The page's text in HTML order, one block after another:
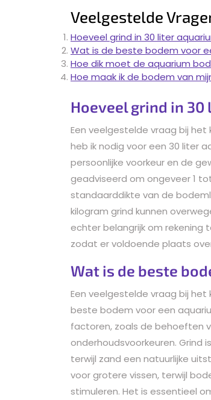
Veelgestelde
Hoeveel grind in 30 liter
Wat is de beste bodem voor
Hoe dik moet de aquarium
Hoe maak ik de bodem van
Hoeveel grind in
Een veelgestelde vraag bij het
heb ik nodig voor een 30 liter
persoonlijke voorkeur en de
geadviseerd om ongeveer 1
standaarddikte van de
kilogram grind kunnen
echter belangrijk om rekening
zodat er voldoende plaats
Wat is de beste
Een veelgestelde vraag bij het
beste bodem voor een
factoren, zoals de behoeften
onderhoudsvoorkeuren. Grind
terwijl zand een natuurlijke
voor grotere vissen, terwijl
stimuleren. Het is essentieel